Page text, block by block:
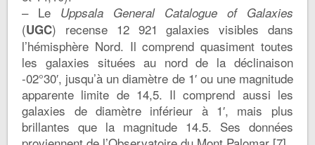
– Le Uppsala General Catalogue of Galaxies
(UGC) recense 12 921 galaxies visibles dans
l’hémisphère Nord. Il comprend quasiment toutes
les galaxies situées au nord de la déclinaison
-02°30′, jusqu’à un diamètre de 1′ ou une magnitude
apparente limite de 14,5. Il comprend aussi les
galaxies de diamètre inférieur à 1′, mais plus
brillantes que la magnitude 14.5. Ses données